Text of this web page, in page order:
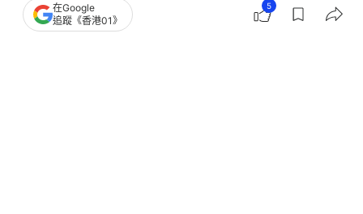
中國 即時中國
世界盃2026｜賽場現旭日旗 解放軍
在Google
追蹤《香港01》
5